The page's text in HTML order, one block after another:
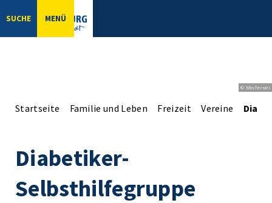
SUCHE MENÜ
© bbsferrari
Startseite Familie und Leben Freizeit Vereine
Diabetiker-
Selbsthilfegruppe